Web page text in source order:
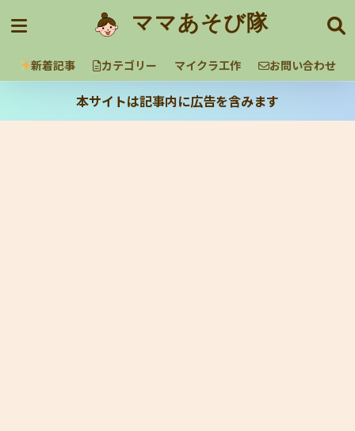
ママあそび隊
新着記事 カテゴリー マイクラ工作 お問い合わせ
本サイトは記事内に広告を含みます